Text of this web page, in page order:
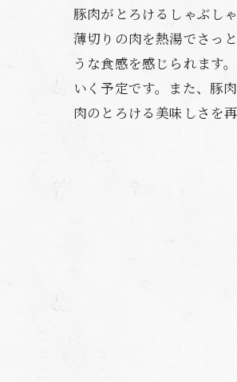
豚肉がとろけるしゃぶし
薄切りの肉を熱湯でさっ
うな食感を感じられます
いく予定です。また、豚
肉のとろける美味しさを